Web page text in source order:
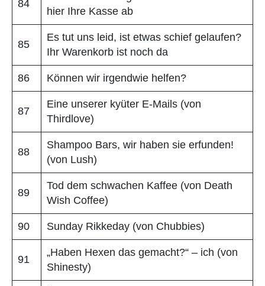
84
hier Ihre Kasse ab
85
Es tut uns leid, ist etwas schief gelaufen?
Ihr Warenkorb ist noch da
86 Können wir irgendwie helfen?
87
Eine unserer kyüter E-Mails (von
Thirdlove)
88
Shampoo Bars, wir haben sie erfunden!
(von Lush)
89
Tod dem schwachen Kaffee (von Death
Wish Coffee)
90 Sunday Rikkeday (von Chubbies)
91
„Haben Hexen das gemacht?“ – ich (von
Shinesty)